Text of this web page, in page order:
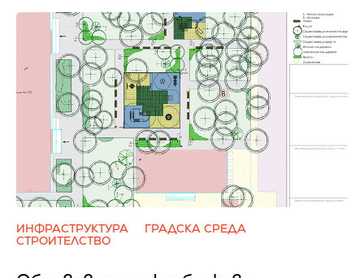
ИНФРАСТРУКТУРА
ГРАДСКА СРЕДА
СТРОИТЕЛСТВО